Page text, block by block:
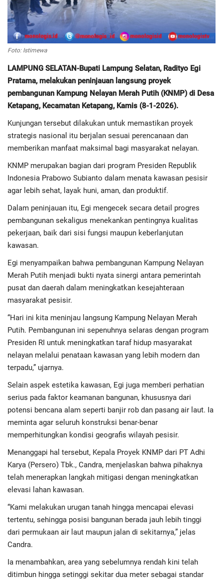
Regional
Pendidikan
Ekonomi
Olahraga
Wisata
Politik
Hukum & Kriminal
Advertorial
Monologis TV
Kopilogis
Foto: Istimewa
LAMPUNG SELATAN-Bupati Lampung Selatan, Radityo Egi
Pratama, melakukan peninjauan langsung proyek
pembangunan Kampung Nelayan Merah Putih (KNMP) di Desa
Ketapang, Kecamatan Ketapang, Kamis (8-1-2026).
Kunjungan tersebut dilakukan untuk memastikan proyek
strategis nasional itu berjalan sesuai perencanaan dan
memberikan manfaat maksimal bagi masyarakat nelayan.
KNMP merupakan bagian dari program Presiden Republik
Indonesia Prabowo Subianto dalam menata kawasan pesisir
agar lebih sehat, layak huni, aman, dan produktif.
Dalam peninjauan itu, Egi mengecek secara detail progres
pembangunan sekaligus menekankan pentingnya kualitas
pekerjaan, baik dari sisi fungsi maupun keberlanjutan
kawasan.
Egi menyampaikan bahwa pembangunan Kampung Nelayan
Merah Putih menjadi bukti nyata sinergi antara pemerintah
pusat dan daerah dalam meningkatkan kesejahteraan
masyarakat pesisir.
“Hari ini kita meninjau langsung Kampung Nelayan Merah
Putih. Pembangunan ini sepenuhnya selaras dengan program
Presiden RI untuk meningkatkan taraf hidup masyarakat
nelayan melalui penataan kawasan yang lebih modern dan
terpadu,” ujarnya.
Selain aspek estetika kawasan, Egi juga memberi perhatian
serius pada faktor keamanan bangunan, khususnya dari
potensi bencana alam seperti banjir rob dan pasang air laut. Ia
meminta agar seluruh konstruksi benar-benar
memperhitungkan kondisi geografis wilayah pesisir.
Menanggapi hal tersebut, Kepala Proyek KNMP dari PT Adhi
Karya (Persero) Tbk., Candra, menjelaskan bahwa pihaknya
telah menerapkan langkah mitigasi dengan meningkatkan
elevasi lahan kawasan.
“Kami melakukan urugan tanah hingga mencapai elevasi
tertentu, sehingga posisi bangunan berada jauh lebih tinggi
dari permukaan air laut maupun jalan di sekitarnya,” jelas
Candra.
Ia menambahkan, area yang sebelumnya rendah kini telah
ditimbun hingga setinggi sekitar dua meter sebagai standar